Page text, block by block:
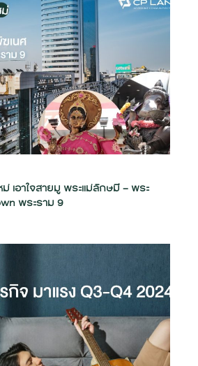
เอาใจสายมู พระแม่ลักษมี – พระ
พระราม 9